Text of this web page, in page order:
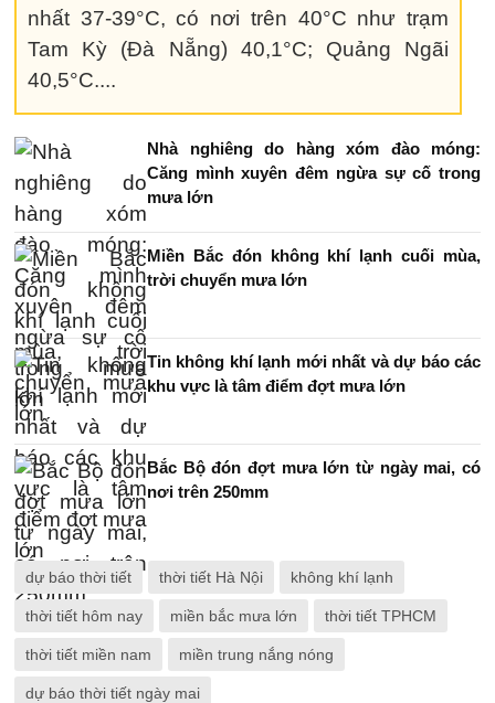
nhất 37-39°C, có nơi trên 40°C như trạm
Tam Kỳ (Đà Nẵng) 40,1°C; Quảng Ngãi
40,5°C....
Nhà nghiêng do hàng xóm đào móng:
Căng mình xuyên đêm ngừa sự cố trong
mưa lớn
Miền Bắc đón không khí lạnh cuối mùa,
trời chuyển mưa lớn
Tin không khí lạnh mới nhất và dự báo các
khu vực là tâm điểm đợt mưa lớn
Bắc Bộ đón đợt mưa lớn từ ngày mai, có
nơi trên 250mm
dự báo thời tiết thời tiết Hà Nội không khí lạnh
thời tiết hôm nay miền bắc mưa lớn thời tiết TPHCM
thời tiết miền nam miền trung nắng nóng
dự báo thời tiết ngày mai